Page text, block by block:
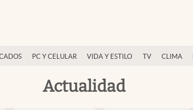
PC Y CELULAR VIDA Y ESTILO TV CLIMA
Actualidad